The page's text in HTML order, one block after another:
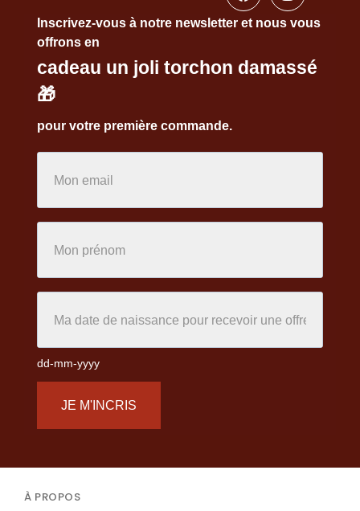
Inscrivez-vous à notre newsletter et nous vous
offrons en
cadeau un joli torchon damassé
🎁
pour votre première commande.
dd-mm-yyyy
JE M'INCRIS
À PROPOS